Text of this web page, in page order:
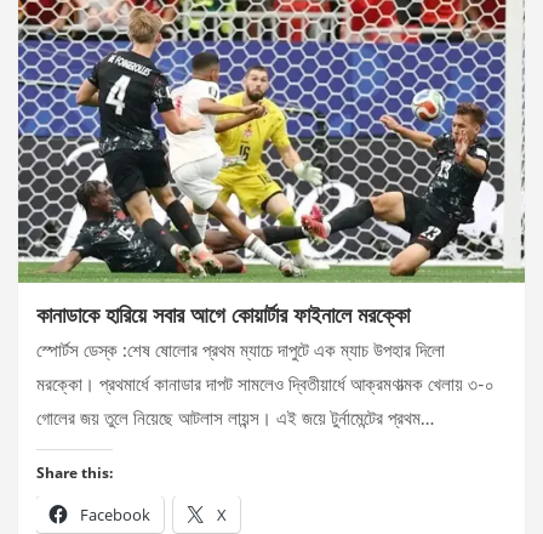
কানাডাকে হারিয়ে সবার আগে কোয়ার্টার ফাইনালে মরক্কো
স্পোর্টস ডেস্ক :শেষ ষোলোর প্রথম ম্যাচে দাপুটে এক ম্যাচ উপহার দিলো
মরক্কো। প্রথমার্ধে কানাডার দাপট সামলেও দ্বিতীয়ার্ধে আক্রমণাত্মক খেলায় ৩-০
গোলের জয় তুলে নিয়েছে আটলাস লায়ন্স। এই জয়ে টুর্নামেন্টের প্রথম…
Share this:
Facebook X